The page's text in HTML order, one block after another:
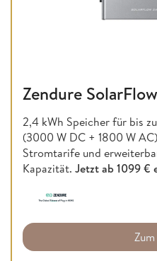
Zendure
2,4 kWh Speicher für bis
(3000 W DC + 1800 W
Stromtarife und
Kapazität. Jetzt ab1099 €